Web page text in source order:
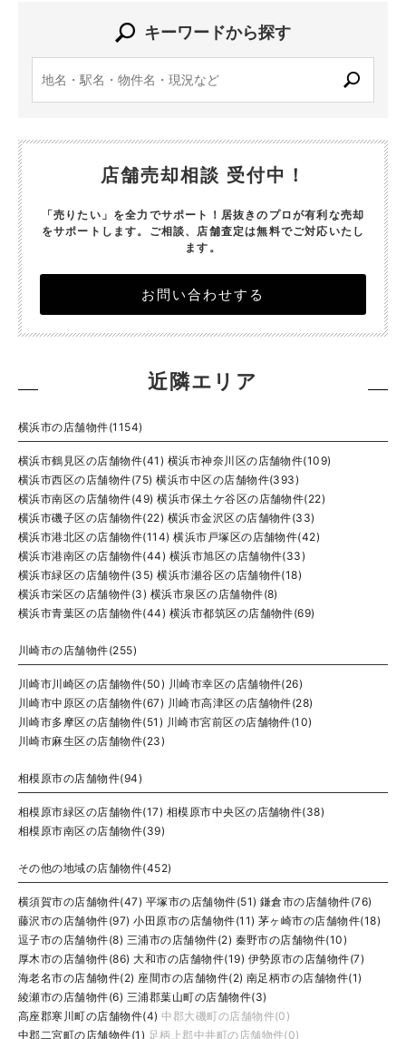
キーワードから探す
店舗売却相談 受付中！
「売りたい」を全力でサポート！居抜きのプロが有利な売却
をサポートします。 ご相談、店舗査定は無料でご対応いたし
ます。
お問い合わせする
近隣エリア
横浜市の店舗物件(1154)
横浜市鶴見区の店舗物件(41) 横浜市神奈川区の店舗物件(109)
横浜市西区の店舗物件(75) 横浜市中区の店舗物件(393)
横浜市南区の店舗物件(49) 横浜市保土ケ谷区の店舗物件(22)
横浜市磯子区の店舗物件(22) 横浜市金沢区の店舗物件(33)
横浜市港北区の店舗物件(114) 横浜市戸塚区の店舗物件(42)
横浜市港南区の店舗物件(44) 横浜市旭区の店舗物件(33)
横浜市緑区の店舗物件(35) 横浜市瀬谷区の店舗物件(18)
横浜市栄区の店舗物件(3) 横浜市泉区の店舗物件(8)
横浜市青葉区の店舗物件(44) 横浜市都筑区の店舗物件(69)
川崎市の店舗物件(255)
川崎市川崎区の店舗物件(50) 川崎市幸区の店舗物件(26)
川崎市中原区の店舗物件(67) 川崎市高津区の店舗物件(28)
川崎市多摩区の店舗物件(51) 川崎市宮前区の店舗物件(10)
川崎市麻生区の店舗物件(23)
相模原市の店舗物件(94)
相模原市緑区の店舗物件(17) 相模原市中央区の店舗物件(38)
相模原市南区の店舗物件(39)
その他の地域の店舗物件(452)
横須賀市の店舗物件(47) 平塚市の店舗物件(51) 鎌倉市の店舗物件(76)
藤沢市の店舗物件(97) 小田原市の店舗物件(11) 茅ヶ崎市の店舗物件(18)
逗子市の店舗物件(8) 三浦市の店舗物件(2) 秦野市の店舗物件(10)
厚木市の店舗物件(86) 大和市の店舗物件(19) 伊勢原市の店舗物件(7)
海老名市の店舗物件(2) 座間市の店舗物件(2) 南足柄市の店舗物件(1)
綾瀬市の店舗物件(6) 三浦郡葉山町の店舗物件(3)
高座郡寒川町の店舗物件(4) 中郡大磯町の店舗物件(0)
中郡二宮町の店舗物件(1) 足柄上郡中井町の店舗物件(0)